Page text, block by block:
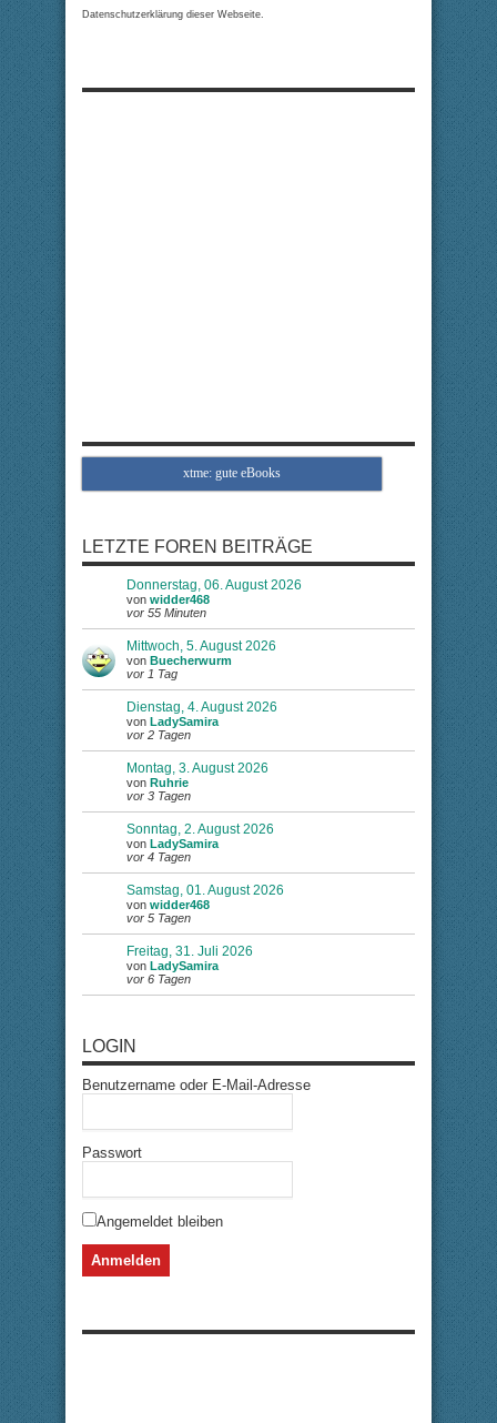
Datenschutzerklärung dieser Webseite.
xtme: gute eBooks
LETZTE FOREN BEITRÄGE
Donnerstag, 06. August 2026
von widder468
vor 55 Minuten
Mittwoch, 5. August 2026
von Buecherwurm
vor 1 Tag
Dienstag, 4. August 2026
von LadySamira
vor 2 Tagen
Montag, 3. August 2026
von Ruhrie
vor 3 Tagen
Sonntag, 2. August 2026
von LadySamira
vor 4 Tagen
Samstag, 01. August 2026
von widder468
vor 5 Tagen
Freitag, 31. Juli 2026
von LadySamira
vor 6 Tagen
LOGIN
Benutzername oder E-Mail-Adresse
Passwort
Angemeldet bleiben